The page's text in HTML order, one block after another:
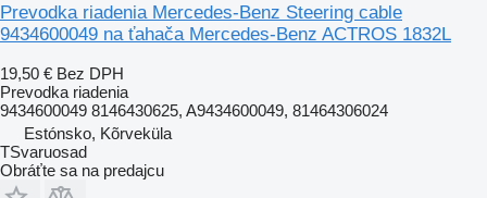
Prevodka riadenia Mercedes-Benz Steering cable
9434600049 na ťahača Mercedes-Benz ACTROS 1832L
19,50 € Bez DPH
Prevodka riadenia
9434600049 8146430625, A9434600049, 81464306024
Estónsko, Kõrveküla
TSvaruosad
Obráťte sa na predajcu